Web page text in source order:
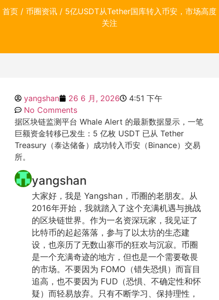
首页 / 币圈资讯 / 5亿USDT从Tether国库转入币安，市场高度
关注
yangshan 26 6 月, 2026
4:51 下午
No Comments
据区块链监测平台 Whale Alert 的最新数据显示，一笔
巨额资金转移已发生：5 亿枚 USDT 已从 Tether
Treasury（泰达储备）成功转入币安（Binance）交易
所。
yangshan
大家好，我是 Yangshan，币圈的老朋友。从
2016年开始，我就踏入了这个充满机遇与挑战
的区块链世界。作为一名资深玩家，我见证了
比特币的起起落落，参与了以太坊的生态建
设，也亲历了无数山寨币的狂欢与沉寂。币圈
是一个充满奇迹的地方，但也是一个需要敬畏
的市场。不要因为 FOMO（错失恐惧）而盲目
追高，也不要因为 FUD（恐惧、不确定性和怀
疑）而轻易放弃。只有不断学习、保持理性，